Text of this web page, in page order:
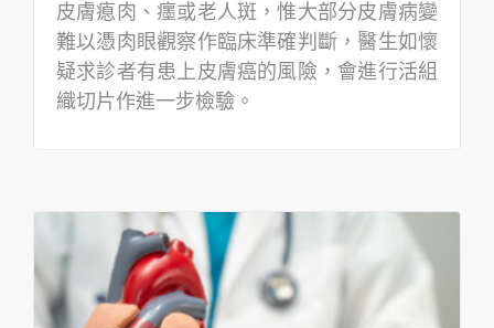
皮膚瘜肉、癦或老人斑，惟大部分皮膚病變
難以憑肉眼觀察作臨床準確判斷，醫生如懷
疑求診者有患上皮膚癌的風險，會進行活組
織切片作進一步檢驗。